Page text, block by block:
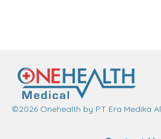
©2026 Onehealth by PT Era Medika